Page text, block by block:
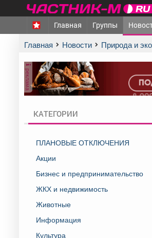
Главная Группы
Главная Новости Природа и
реклама
КАТЕГОРИИ
ПЛАНОВЫЕ ОТКЛЮЧЕНИЯ
Акции
Бизнес и предпринимательство
ЖКХ и недвижимость
Животные
Информация
Культура